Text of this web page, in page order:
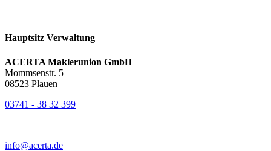
Hauptsitz Verwaltung
ACERTA Maklerunion GmbH
Mommsenstr. 5
08523 Plauen
03741 - 38 32 399
info@acerta.de